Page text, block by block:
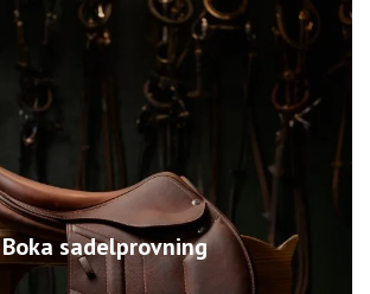
Boka sadelprovning